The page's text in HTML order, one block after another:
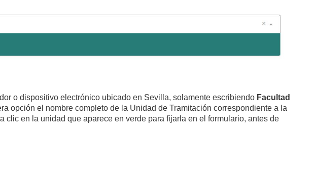
o dispositivo electrónico ubicado en Sevilla, solamente escribiendo Facultad
opción el nombre completo de la Unidad de Tramitación correspondiente a la
en la unidad que aparece en verde para fijarla en el formulario, antes de